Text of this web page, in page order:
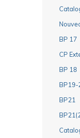
BP 17
CP
BP 18
BP19-
BP21